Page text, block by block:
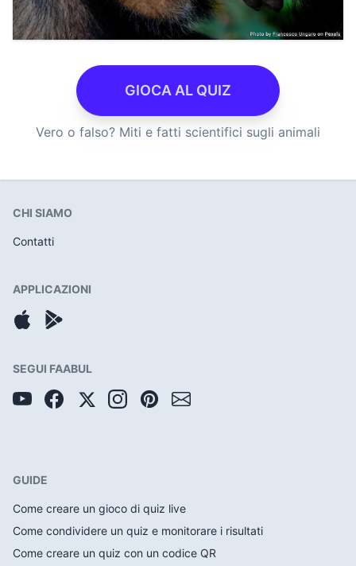
GIOCA AL QUIZ
Vero o falso? Miti e fatti scientifici sugli animali
CHI SIAMO
Contatti
APPLICAZIONI
SEGUI FAABUL
GUIDE
Come creare un gioco di quiz live
Come condividere un quiz e monitorare i risultati
Come creare un quiz con un codice QR